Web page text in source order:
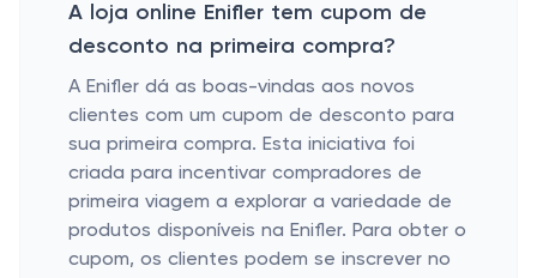
A loja online Enifler tem cupom de
desconto na primeira compra?
A Enifler dá as boas-vindas aos novos
clientes com um cupom de desconto para
sua primeira compra. Esta iniciativa foi
criada para incentivar compradores de
primeira viagem a explorar a variedade de
produtos disponíveis na Enifler. Para obter o
cupom, os clientes podem se inscrever no